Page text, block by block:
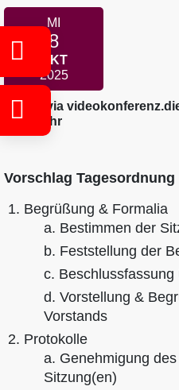
MI
8
OKT
2025
Online via
18:30 Uhr
Vorschlag Tagesordnung
Begrüßung & Formalia
Bestimmen der
Feststellung der
Vorstellung &
Vorstands
Protokolle
Genehmigung
Sitzung(en)